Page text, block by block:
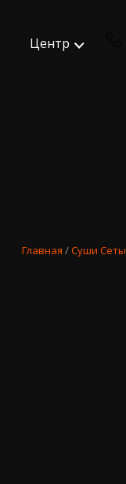
Центр
Главная /Суши Сеты